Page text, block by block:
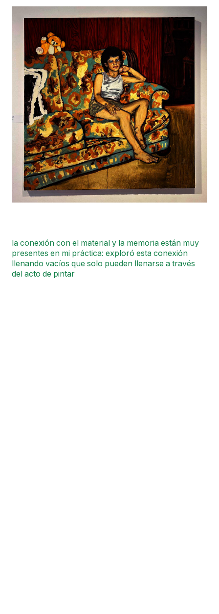
Image
la conexión con el material y la memoria están muy
presentes en mi práctica: exploró esta conexión
llenando vacíos que solo pueden llenarse a través
del acto de pintar